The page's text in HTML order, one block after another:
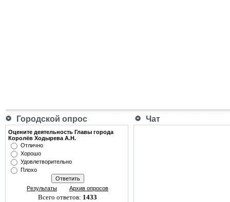
Городской опрос Чат
Оцените деятельность Главы города
Королёв Ходырева А.Н.
Отлично
Хорошо
Удовлетворительно
Плохо
Результаты Архив опросов
Всего ответов: 1433